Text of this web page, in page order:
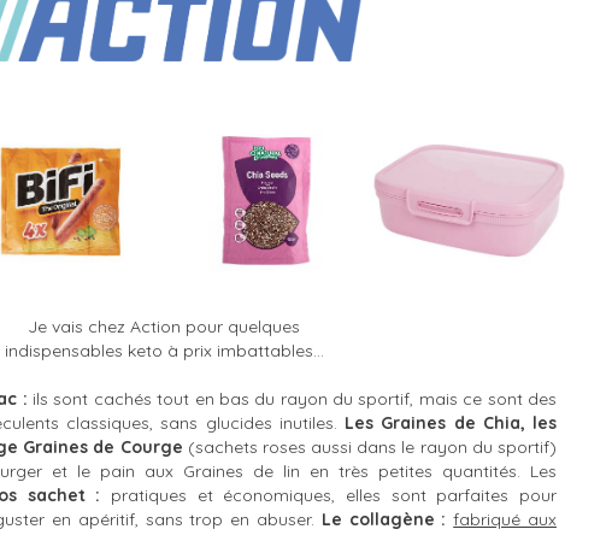
Je vais chez Action pour quelques
indispensables keto à prix imbattables...
: ils sont cachés tout en bas du rayon du sportif, mais ce sont des
classiques, sans glucides inutiles. Les Graines de Chia, les
Graines de Courge (sachets roses aussi dans le rayon du sportif)
et le pain aux Graines de lin en très petites quantités. Les
sachet : pratiques et économiques, elles sont parfaites pour
en apéritif, sans trop en abuser. Le collagène : fabriqué aux